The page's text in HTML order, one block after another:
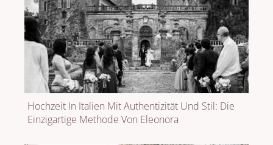
Hochzeit In Italien Mit Authentizität Und Stil: Die
Einzigartige Methode Von Eleonora